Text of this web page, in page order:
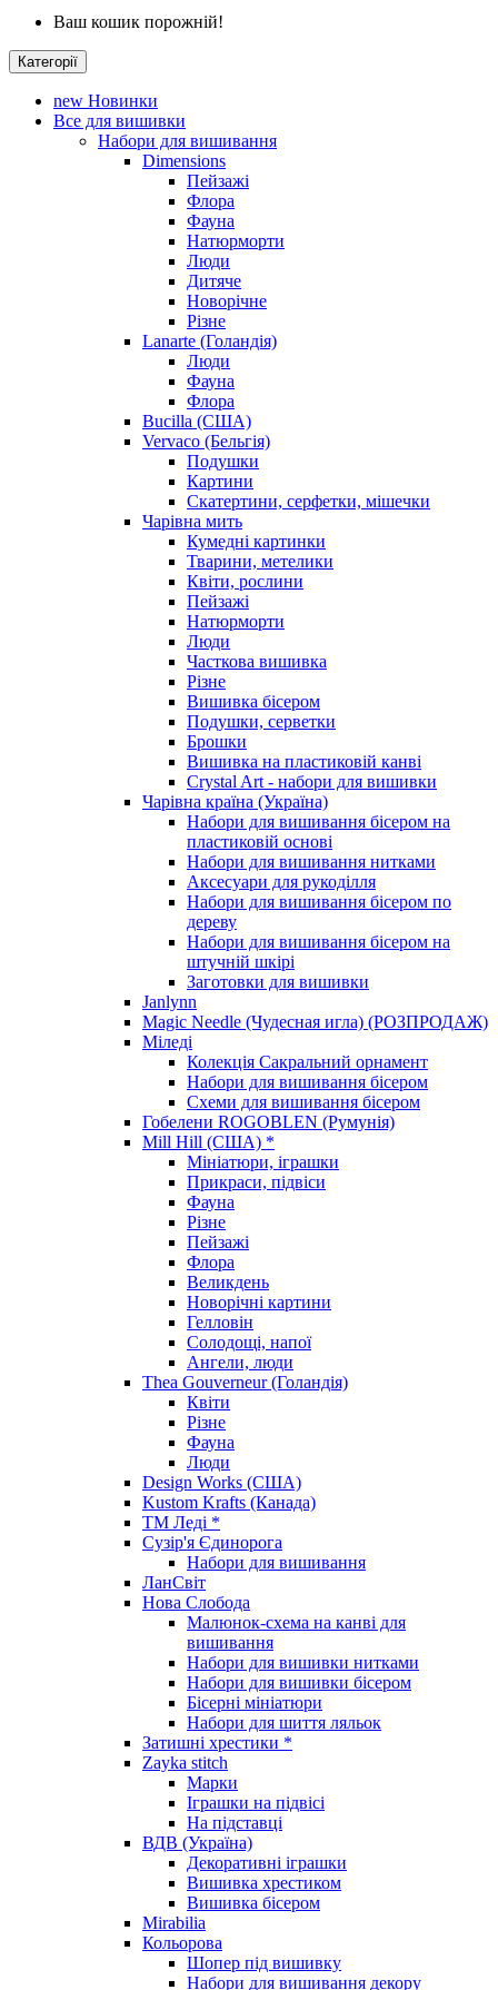
Ваш кошик порожній!
Категорії
new Новинки
Все для вишивки
Набори для вишивання
Dimensions
Пейзажі
Флора
Фауна
Натюрморти
Люди
Дитяче
Новорічне
Різне
Lanarte (Голандія)
Люди
Фауна
Флора
Bucilla (США)
Vervaco (Бельгія)
Подушки
Картини
Скатертини, серфетки, мішечки
Чарiвна мить
Кумедні картинки
Тварини, метелики
Квіти, рослини
Пейзажі
Натюрморти
Люди
Часткова вишивка
Різне
Вишивка бісером
Подушки, серветки
Брошки
Вишивка на пластиковій канві
Crystal Art - набори для вишивки
Чарівна країна (Україна)
Набори для вишивання бісером на
пластиковій основі
Набори для вишивання нитками
Аксесуари для рукоділля
Набори для вишивання бісером по
дереву
Набори для вишивання бісером на
штучній шкірі
Заготовки для вишивки
Janlynn
Magic Needle (Чудесная игла) (РОЗПРОДАЖ)
Міледі
Колекція Сакральний орнамент
Набори для вишивання бісером
Схеми для вишивання бісером
Гобелени ROGOBLEN (Румунія)
Mill Hill (США) *
Мініатюри, іграшки
Прикраси, підвіси
Фауна
Різне
Пейзажі
Флора
Великдень
Новорічні картини
Гелловін
Солодощі, напої
Ангели, люди
Thea Gouverneur (Голандія)
Квіти
Різне
Фауна
Люди
Design Works (США)
Kustom Krafts (Канада)
ТМ Леді *
Сузір'я Єдинорога
Набори для вишивання
ЛанСвіт
Нова Слобода
Малюнок-схема на канві для
вишивання
Набори для вишивки нитками
Набори для вишивки бісером
Бісерні мініатюри
Набори для шиття ляльок
Затишні хрестики *
Zayka stitch
Марки
Іграшки на підвісі
На підставці
ВДВ (Україна)
Декоративні іграшки
Вишивка хрестиком
Вишивка бісером
Mirabilia
Кольорова
Шопер під вишивку
Набори для вишивання декору